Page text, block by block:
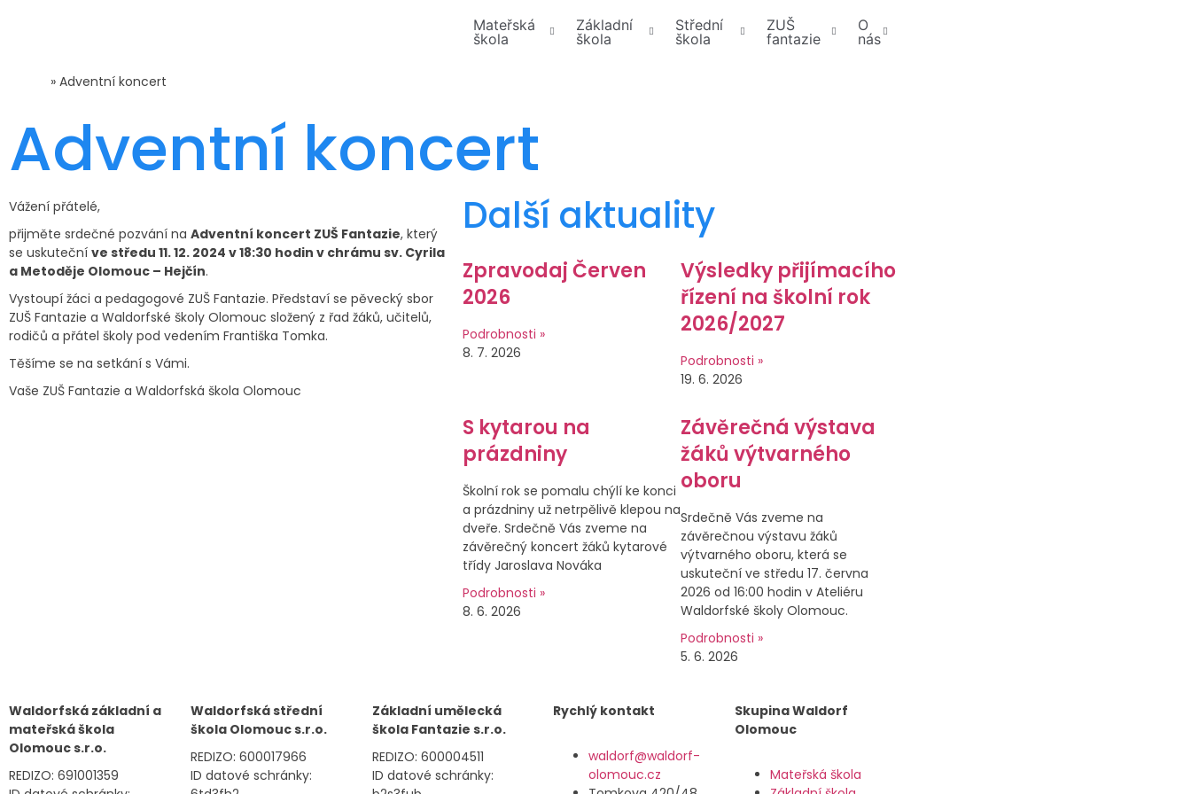
Mateřská
škola
Základní
škola
Střední
škola
ZUŠ
fantazie
O
nás
» Adventní koncert
Adventní koncert
Vážení přátelé,
přijměte srdečné pozvání na Adventní koncert ZUŠ Fantazie, který
se uskuteční ve středu 11. 12. 2024 v 18:30 hodin v chrámu sv. Cyrila
a Metoděje Olomouc – Hejčín.
Vystoupí žáci a pedagogové ZUŠ Fantazie. Představí se pěvecký sbor
ZUŠ Fantazie a Waldorfské školy Olomouc složený z řad žáků, učitelů,
rodičů a přátel školy pod vedením Františka Tomka.
Těšíme se na setkání s Vámi.
Vaše ZUŠ Fantazie a Waldorfská škola Olomouc
Další aktuality
Zpravodaj Červen
2026
Podrobnosti »
8. 7. 2026
Výsledky přijímacího
řízení na školní rok
2026/2027
Podrobnosti »
19. 6. 2026
S kytarou na
prázdniny
Školní rok se pomalu chýlí ke konci
a prázdniny už netrpělivě klepou na
dveře. Srdečně Vás zveme na
závěrečný koncert žáků kytarové
třídy Jaroslava Nováka
Podrobnosti »
8. 6. 2026
Závěrečná výstava
žáků výtvarného
oboru
Srdečně Vás zveme na
závěrečnou výstavu žáků
výtvarného oboru, která se
uskuteční ve středu 17. června
2026 od 16:00 hodin v Ateliéru
Waldorfské školy Olomouc.
Podrobnosti »
5. 6. 2026
Waldorfská základní a
mateřská škola
Olomouc s.r.o.
REDIZO: 691001359
Waldorfská střední
škola Olomouc s.r.o.
REDIZO: 600017966
ID datové schránky:
Základní umělecká
škola Fantazie s.r.o.
REDIZO: 600004511
ID datové schránky:
Rychlý kontakt
waldorf@waldorf-
olomouc.cz
Skupina Waldorf
Olomouc
Mateřská škola